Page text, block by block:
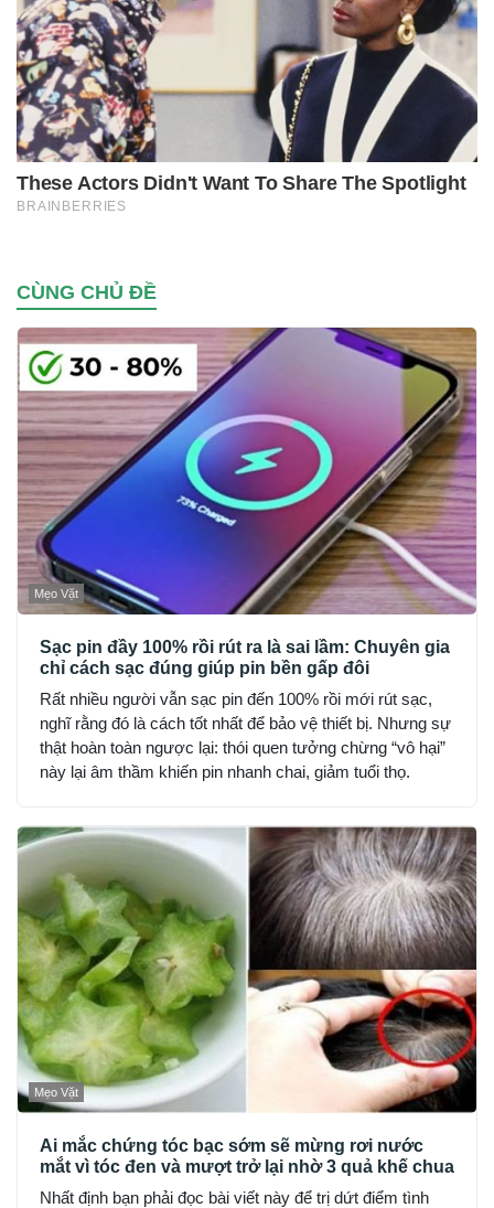
CÙNG CHỦ ĐỀ
Mẹo Vặt
Sạc pin đầy 100% rồi rút ra là sai lầm: Chuyên gia
chỉ cách sạc đúng giúp pin bền gấp đôi
Rất nhiều người vẫn sạc pin đến 100% rồi mới rút sạc,
nghĩ rằng đó là cách tốt nhất để bảo vệ thiết bị. Nhưng sự
thật hoàn toàn ngược lại: thói quen tưởng chừng “vô hại”
này lại âm thầm khiến pin nhanh chai, giảm tuổi thọ.
Mẹo Vặt
Ai mắc chứng tóc bạc sớm sẽ mừng rơi nước
mắt vì tóc đen và mượt trở lại nhờ 3 quả khế chua
Nhất định bạn phải đọc bài viết này để trị dứt điểm tình